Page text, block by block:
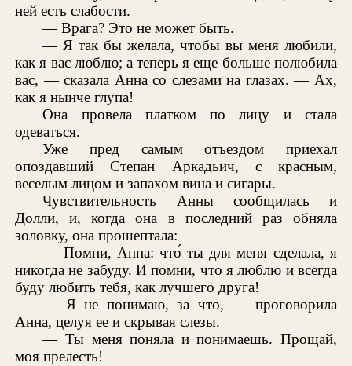
ней есть слабости.
— Врага? Это не может быть.
— Я так бы желала, чтобы вы меня любили,
как я вас люблю; а теперь я еще больше полюбила
вас, — сказала Анна со слезами на глазах. — Ах,
как я нынче глупа!
Она провела платком по лицу и стала
одеваться.
Уже пред самым отъездом приехал
опоздавший Степан Аркадьич, с красным,
веселым лицом и запахом вина и сигары.
Чувствительность Анны сообщилась и
Долли, и, когда она в последний раз обняла
золовку, она прошептала:
— Помни, Анна: что́ ты для меня сделала, я
никогда не забуду. И помни, что я люблю и всегда
буду любить тебя, как лучшего друга!
— Я не понимаю, за что, — проговорила
Анна, целуя ее и скрывая слезы.
— Ты меня поняла и понимаешь. Прощай,
моя прелесть!